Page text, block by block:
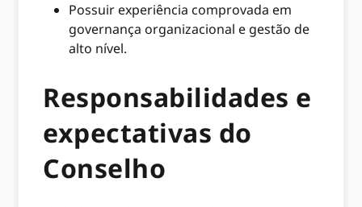
Possuir experiência comprovada em
governança organizacional e gestão de
alto nível.
Responsabilidades e
expectativas do
Conselho